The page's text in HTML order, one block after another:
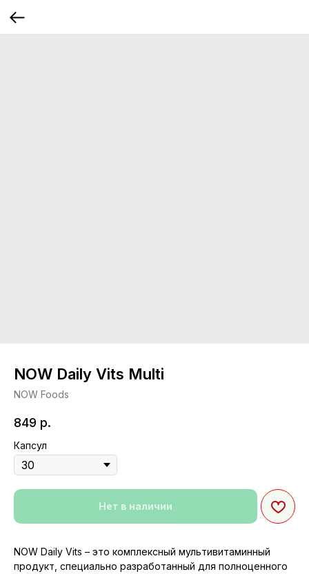
NOW Daily Vits Multi
NOW Foods
849 р.
Капсул
Нет в наличии
NOW Daily Vits – это комплексный мультивитаминный
продукт, специально разработанный для полноценного